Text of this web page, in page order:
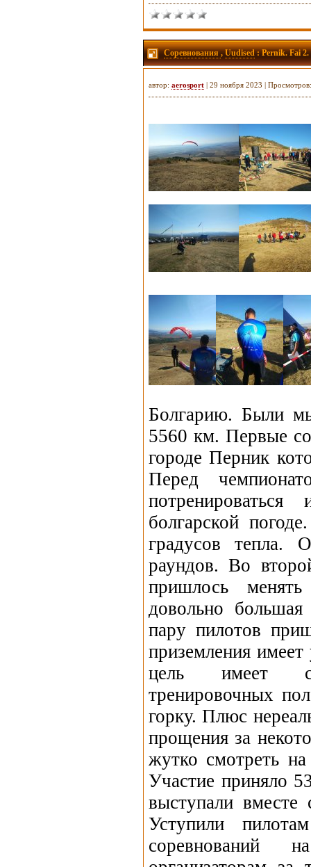
Соревнования,Uudised: Pernik. Fai 2.
автор: aerosport | 29 ноября 2023 |
Болгарию. Были
5560 км. Первые
городе Перник
Перед
болгарской
градусов тепла.
раундов. Во
пришлось
довольно
пару пилотов
приземления
цель имеет
тренировочных
горку. Плюс
прощения за
жутко смотреть
Участие приняло
выступали вместе
Уступили
соревнований